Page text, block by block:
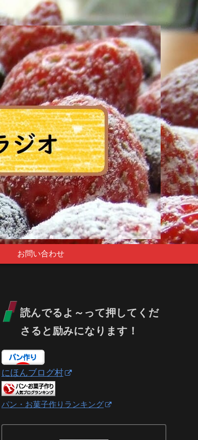
お問い合わせ
読んでるよ～って押してくだ
さると励みになります！
にほんブログ村
パン・お菓子作りランキング